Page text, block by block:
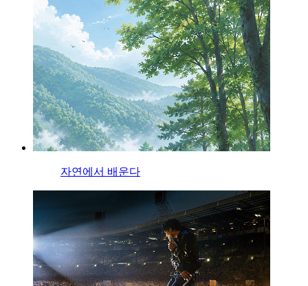
자연에서 배운다